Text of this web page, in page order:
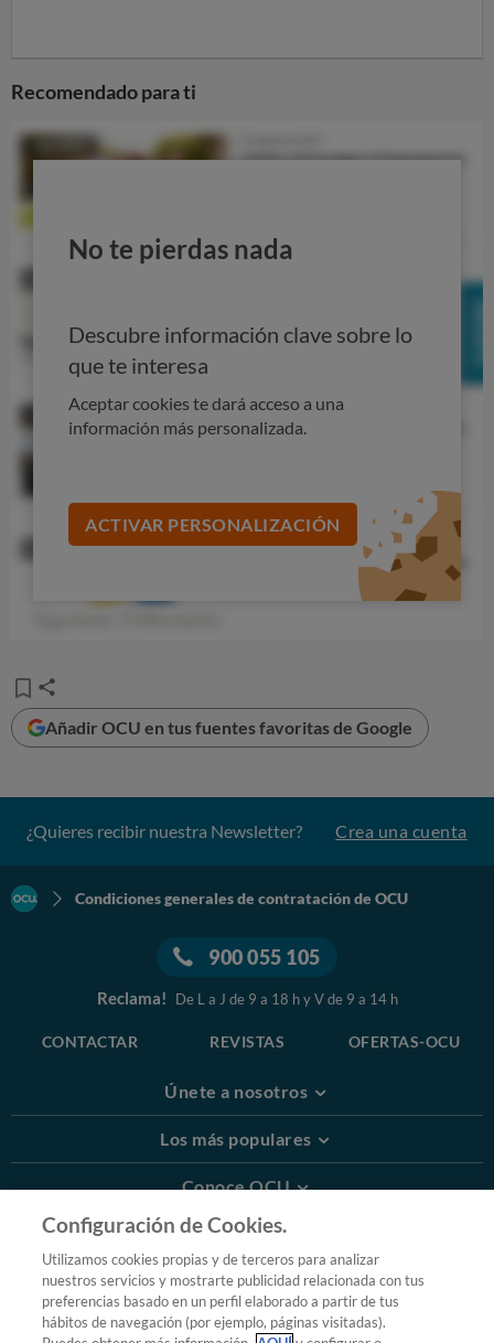
Recomendado para ti
No te pierdas nada
Descubre información clave sobre lo
que te interesa
Aceptar cookies te dará acceso a una
información más personalizada.
ACTIVAR PERSONALIZACIÓN
Añadir OCU en tus fuentes favoritas de Google
¿Quieres recibir nuestra Newsletter? Crea una cuenta
Condiciones generales de contratación de OCU
900 055 105
Reclama! De L a J de 9 a 18 h y V de 9 a 14 h
CONTACTAR REVISTAS OFERTAS-OCU
Únete a nosotros
Los más populares
Conoce OCU
Más Información
© 2026 OCU
Condiciones generales de contratación de OCU
Política de privacidad
Configuración de Cookies.
Utilizamos cookies propias y de terceros para analizar
nuestros servicios y mostrarte publicidad relacionada con tus
preferencias basado en un perfil elaborado a partir de tus
hábitos de navegación (por ejemplo, páginas visitadas).